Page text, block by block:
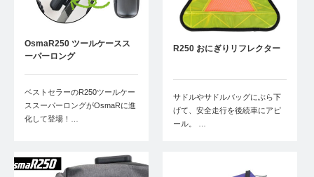
OsmaR250 ツールケースス
ーパーロング
ベストセラーのR250ツールケー
ススーパーロングがOsmaRに進
化して登場！…
R250 おにぎりリフレクター
サドルやサドルバッグにぶら下
げて、安全走行を後続車にアピ
ール。 …